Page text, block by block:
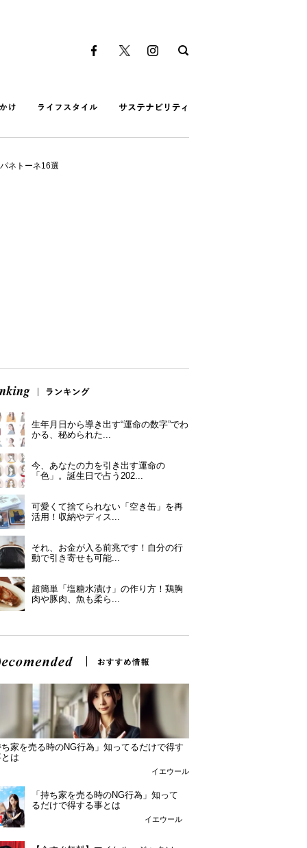
ネトーネ16選
生年月日から導き出す“運命の数字”でわ
かる、秘められた...
今、あなたの力を引き出す運命の
「色」。誕生日で占う202...
可愛くて捨てられない「空き缶」を再
活用！収納やディス...
それ、お金が入る前兆です！自分の行
動で引き寄せも可能...
超簡単「塩糖水漬け」の作り方！鶏胸
肉や豚肉、魚も柔ら...
家を売る時のNG行為」知ってるだけで得す
は
イエウール
「持ち家を売る時のNG行為」知って
るだけで得する事とは
イエウール